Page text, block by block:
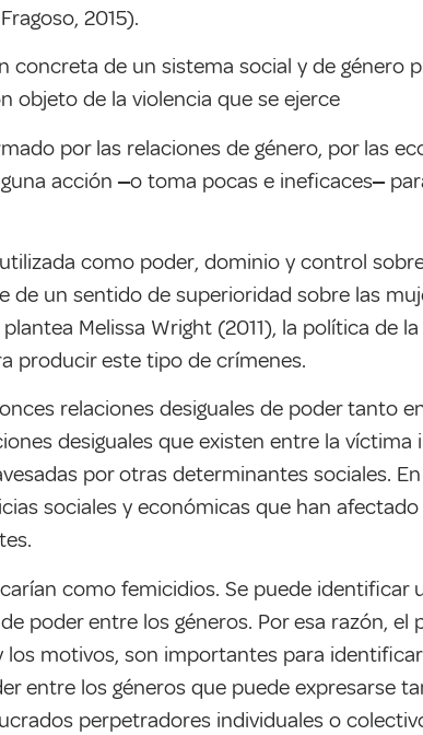
2015).
concreta de un sistema social y de género
objeto de la violencia que se ejerce
por las relaciones de género, por las
acción ‒o toma pocas e ineficaces‒
como poder, dominio y control
un sentido de superioridad sobre las
Melissa Wright (2011), la política de
producir este tipo de crímenes.
relaciones desiguales de poder tanto
desiguales que existen entre la víctima
por otras determinantes sociales.
sociales y económicas que han afectado
como femicidios. Se puede identificar
poder entre los géneros. Por esa razón, el
motivos, son importantes para
entre los géneros que puede expresarse
perpetradores individuales o